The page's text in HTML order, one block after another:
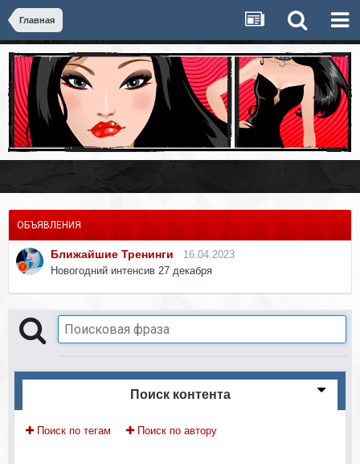
Главная
ОБЪЯВЛЕНИЯ
Ближайшие Тренинги
16.04.2023
Новогодний интенсив 27 декабря
Поиск контента
Поиск по тегам Поиск по автору